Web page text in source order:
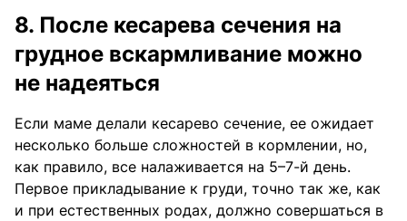
8. После кесарева сечения на
грудное вскармливание можно
не надеяться
Если маме делали кесарево сечение, ее ожидает
несколько больше сложностей в кормлении, но,
как правило, все налаживается на 5–7-й день.
Первое прикладывание к груди, точно так же, как
и при естественных родах, должно совершаться в